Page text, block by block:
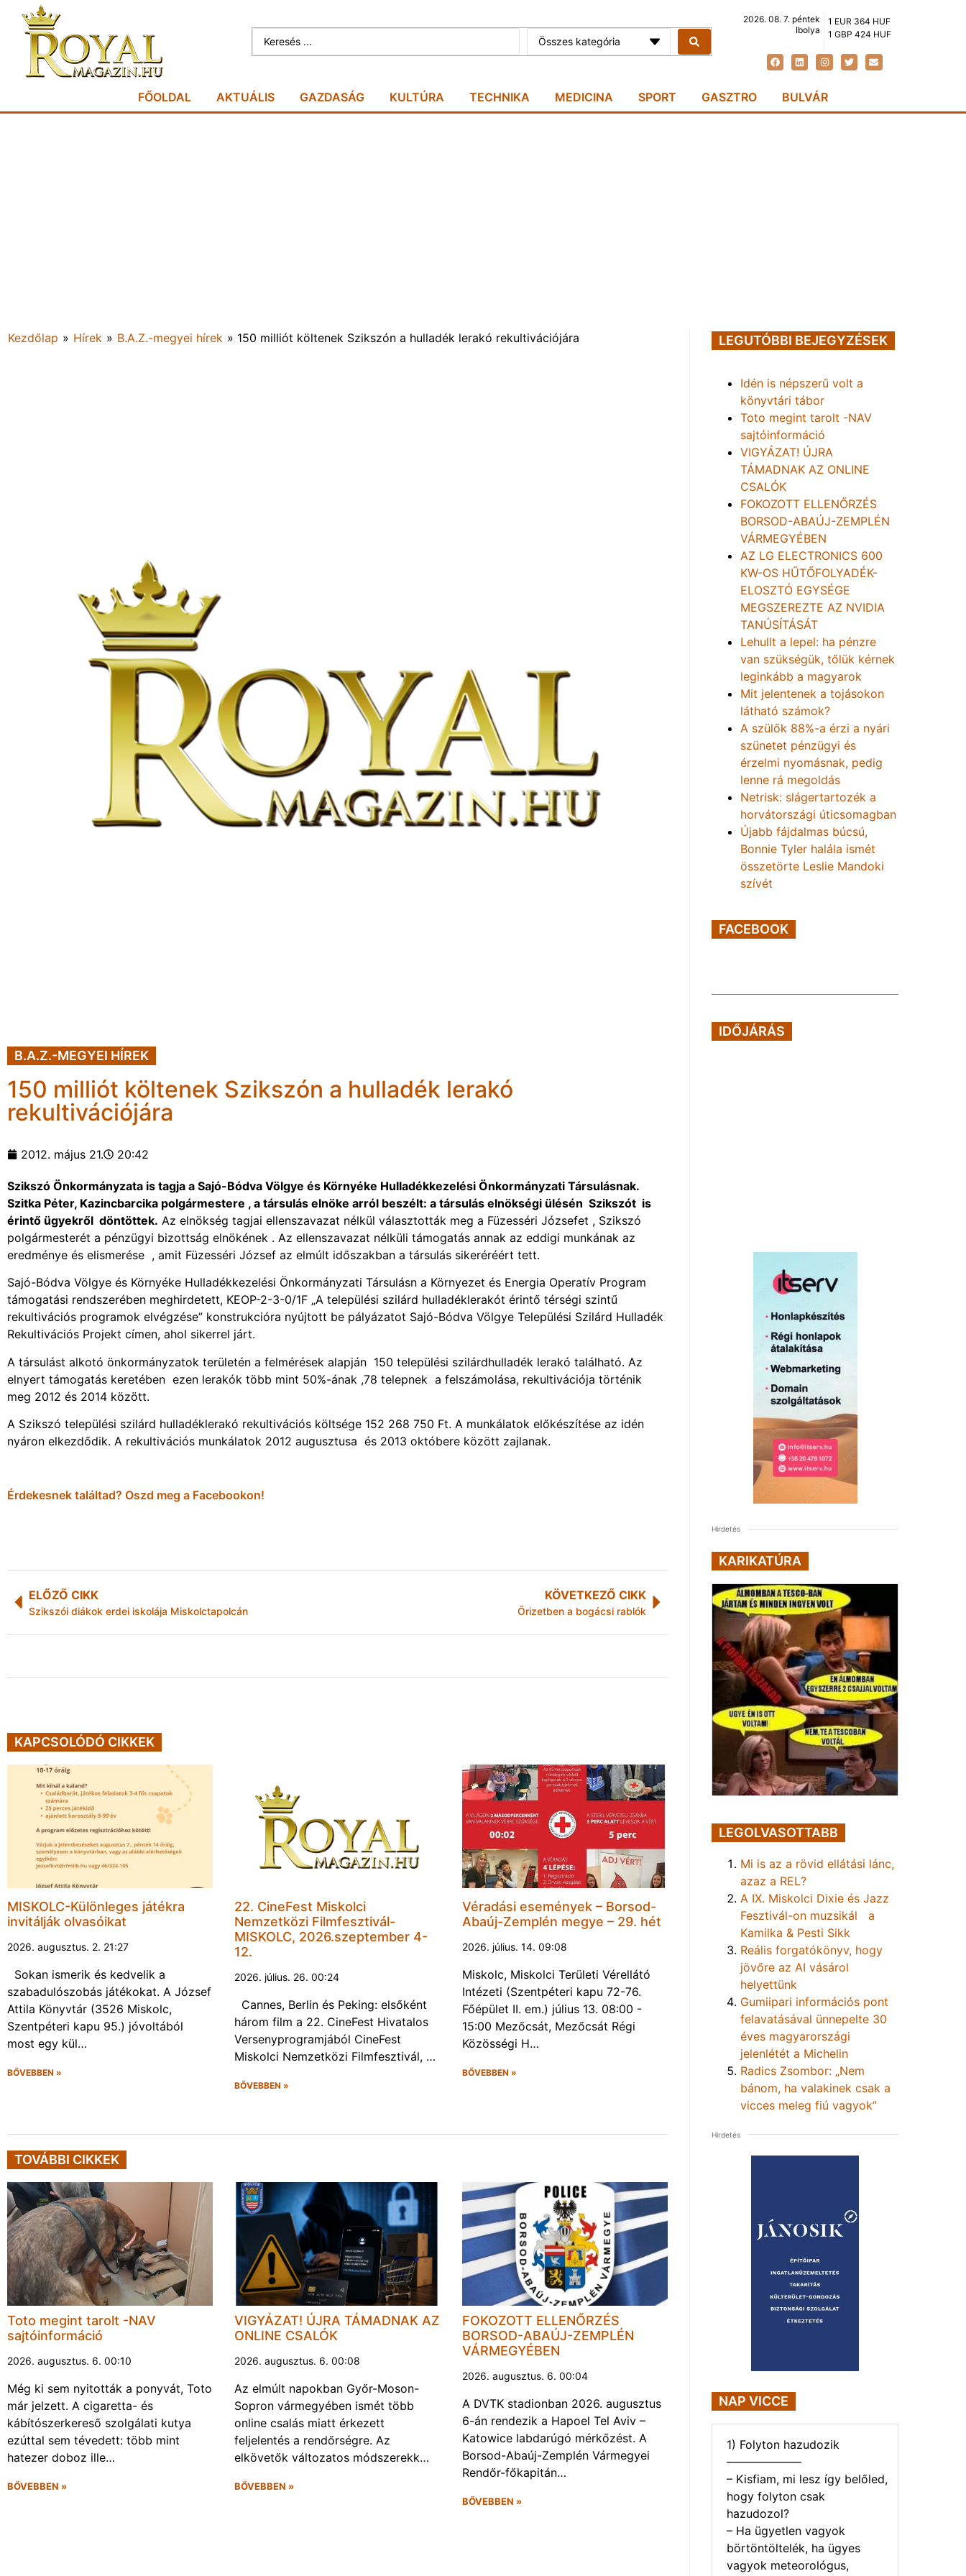
Összes kategória
2026. 08. 7. péntek
Ibolya
1 EUR 364 HUF
1 GBP 424 HUF
FŐOLDAL AKTUÁLIS GAZDASÁG KULTÚRA TECHNIKA MEDICINA SPORT GASZTRO BULVÁR
Kezdőlap » Hírek » B.A.Z.-megyei hírek » 150 milliót költenek Szikszón a hulladék lerakó rekultivációjára
B.A.Z.-MEGYEI HÍREK
150 milliót költenek Szikszón a hulladék lerakó
rekultivációjára
2012. május 21. 20:42
Szikszó Önkormányzata is tagja a Sajó-Bódva Völgye és Környéke Hulladékkezelési Önkormányzati Társulásnak.
Szitka Péter, Kazincbarcika polgármestere , a társulás elnöke arról beszélt: a társulás elnökségi ülésén Szikszót is
érintő ügyekről döntöttek. Az elnökség tagjai ellenszavazat nélkül választották meg a Füzesséri Józsefet , Szikszó
polgármesterét a pénzügyi bizottság elnökének . Az ellenszavazat nélküli támogatás annak az eddigi munkának az
eredménye és elismerése , amit Füzesséri József az elmúlt időszakban a társulás sikeréréért tett.
Sajó-Bódva Völgye és Környéke Hulladékkezelési Önkormányzati Társulásn a Környezet és Energia Operatív Program
támogatási rendszerében meghirdetett, KEOP-2-3-0/1F „A települési szilárd hulladéklerakót érintő térségi szintű
rekultivációs programok elvégzése” konstrukcióra nyújtott be pályázatot Sajó-Bódva Völgye Települési Szilárd Hulladék
Rekultivációs Projekt címen, ahol sikerrel járt.
A társulást alkotó önkormányzatok területén a felmérések alapján 150 települési szilárdhulladék lerakó található. Az
elnyert támogatás keretében ezen lerakók több mint 50%-ának ,78 telepnek a felszámolása, rekultivációja történik
meg 2012 és 2014 között.
A Szikszó települési szilárd hulladéklerakó rekultivációs költsége 152 268 750 Ft. A munkálatok előkészítése az idén
nyáron elkezdődik. A rekultivációs munkálatok 2012 augusztusa és 2013 októbere között zajlanak.
Érdekesnek találtad? Oszd meg a Facebookon!
ELŐZŐ CIKK
Szikszói diákok erdei iskolája Miskolctapolcán
KÖVETKEZŐ CIKK
Őrizetben a bogácsi rablók
KAPCSOLÓDÓ CIKKEK
MISKOLC-Különleges játékra
invitálják olvasóikat
2026. augusztus. 2. 21:27
Sokan ismerik és kedvelik a
szabadulószobás játékokat. A József
Attila Könyvtár (3526 Miskolc,
Szentpéteri kapu 95.) jóvoltából
most egy kül…
BŐVEBBEN »
22. CineFest Miskolci
Nemzetközi Filmfesztivál-
MISKOLC, 2026.szeptember 4-
12.
2026. július. 26. 00:24
Cannes, Berlin és Peking: elsőként
három film a 22. CineFest Hivatalos
Versenyprogramjából CineFest
Miskolci Nemzetközi Filmfesztivál, …
BŐVEBBEN »
Véradási események – Borsod-
Abaúj-Zemplén megye – 29. hét
2026. július. 14. 09:08
Miskolc, Miskolci Területi Vérellátó
Intézeti (Szentpéteri kapu 72-76.
Főépület II. em.) július 13. 08:00 -
15:00 Mezőcsát, Mezőcsát Régi
Közösségi H…
BŐVEBBEN »
TOVÁBBI CIKKEK
Toto megint tarolt -NAV
sajtóinformáció
2026. augusztus. 6. 00:10
Még ki sem nyitották a ponyvát, Toto
már jelzett. A cigaretta- és
kábítószerkereső szolgálati kutya
ezúttal sem tévedett: több mint
hatezer doboz ille…
BŐVEBBEN »
VIGYÁZAT! ÚJRA TÁMADNAK AZ
ONLINE CSALÓK
2026. augusztus. 6. 00:08
Az elmúlt napokban Győr-Moson-
Sopron vármegyében ismét több
online csalás miatt érkezett
feljelentés a rendőrségre. Az
elkövetők változatos módszerekk…
BŐVEBBEN »
FOKOZOTT ELLENŐRZÉS
BORSOD-ABAÚJ-ZEMPLÉN
VÁRMEGYÉBEN
2026. augusztus. 6. 00:04
A DVTK stadionban 2026. augusztus
6-án rendezik a Hapoel Tel Aviv –
Katowice labdarúgó mérkőzést. A
Borsod-Abaúj-Zemplén Vármegyei
Rendőr-főkapitán…
BŐVEBBEN »
LEGUTÓBBI BEJEGYZÉSEK
Idén is népszerű volt a
könyvtári tábor
Toto megint tarolt -NAV
sajtóinformáció
VIGYÁZAT! ÚJRA
TÁMADNAK AZ ONLINE
CSALÓK
FOKOZOTT ELLENŐRZÉS
BORSOD-ABAÚJ-ZEMPLÉN
VÁRMEGYÉBEN
AZ LG ELECTRONICS 600
KW-OS HŰTŐFOLYADÉK-
ELOSZTÓ EGYSÉGE
MEGSZEREZTE AZ NVIDIA
TANÚSÍTÁSÁT
Lehullt a lepel: ha pénzre
van szükségük, tőlük kérnek
leginkább a magyarok
Mit jelentenek a tojásokon
látható számok?
A szülők 88%-a érzi a nyári
szünetet pénzügyi és
érzelmi nyomásnak, pedig
lenne rá megoldás
Netrisk: slágertartozék a
horvátországi úticsomagban
Újabb fájdalmas búcsú,
Bonnie Tyler halála ismét
összetörte Leslie Mandoki
szívét
FACEBOOK
IDŐJÁRÁS
Hirdetés
KARIKATÚRA
LEGOLVASOTTABB
Mi is az a rövid ellátási lánc,
azaz a REL?
A IX. Miskolci Dixie és Jazz
Fesztivál-on muzsikál a
Kamilka & Pesti Sikk
Reális forgatókönyv, hogy
jövőre az AI vásárol
helyettünk
Gumiipari információs pont
felavatásával ünnepelte 30
éves magyarországi
jelenlétét a Michelin
Radics Zsombor: „Nem
bánom, ha valakinek csak a
vicces meleg fiú vagyok”
Hirdetés
NAP VICCE
1) Folyton hazudozik
——————–
– Kisfiam, mi lesz így belőled,
hogy folyton csak
hazudozol?
– Ha ügyetlen vagyok
börtöntöltelék, ha ügyes
vagyok meteorológus,